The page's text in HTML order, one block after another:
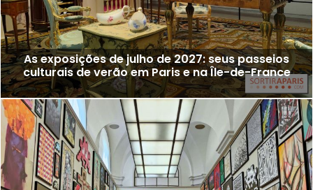
As exposições de julho de 2027: seus passeios
culturais de verão em Paris e na Île-de-France